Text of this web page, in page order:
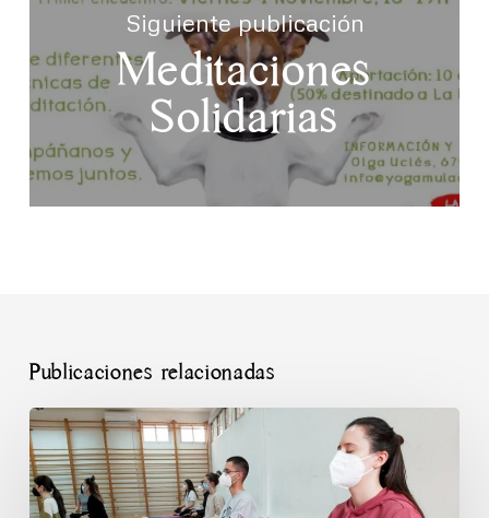
Siguiente publicación
Meditaciones
Solidarias
Publicaciones relacionadas
Yoga
en
la
Universidad